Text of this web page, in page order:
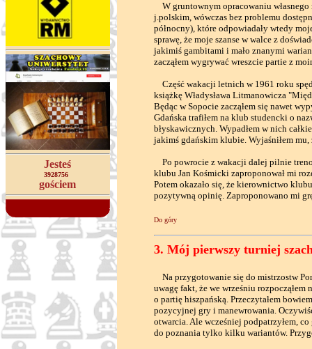
Jesteś
3928756
gościem
W gruntownym opracowaniu własnego
j.polskim, wówczas bez problemu
północny), które odpowiadały wtedy
sprawę, że moje szanse w walce z
jakimiś gambitami i mało znanymi
zacząłem wygrywać wreszcie partie z
Część wakacji letnich w 1961 roku
książkę Władysława Litmanowicza
Będąc w Sopocie zacząłem się nawet
Gdańska trafiłem na klub studencki o
błyskawicznych. Wypadłem w nich
jakimś gdańskim klubie. Wyjaśniłem
Po powrocie z wakacji dalej pilnie
klubu Jan Kośmicki zaproponował mi
Potem okazało się, że kierownictwo
pozytywną opinię. Zaproponowano mi
Do góry
3. Mój pierwszy turniej
Na przygotowanie się do mistrzostw
uwagę fakt, że we wrześniu
o partię hiszpańską. Przeczytałem
pozycyjnej gry i manewrowania.
otwarcia. Ale wcześniej podpatrzyłem,
do poznania tylko kilku wariantów.